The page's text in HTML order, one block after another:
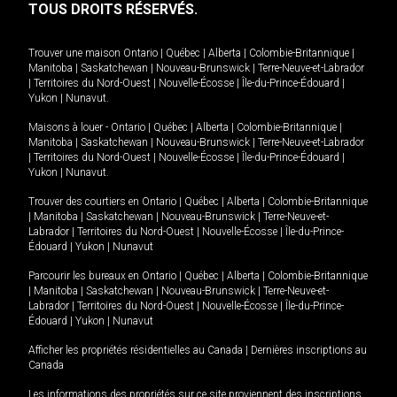
TOUS DROITS RÉSERVÉS.
Trouver une maison Ontario Québec Alberta Colombie-Britannique
Manitoba
Saskatchewan Nouveau-Brunswick
Terre-Neuve-et-Labrador
Territoires du Nord-Ouest Nouvelle-Écosse Île-du-Prince-Édouard
Yukon
Nunavut.
Maisons à louer - Ontario Québec Alberta Colombie-Britannique
Manitoba
Saskatchewan Nouveau-Brunswick
Terre-Neuve-et-Labrador
Territoires du Nord-Ouest Nouvelle-Écosse Île-du-Prince-Édouard
Yukon
Nunavut.
Trouver des courtiers en Ontario Québec Alberta
Colombie-Britannique
Manitoba Saskatchewan Nouveau-Brunswick
Terre-Neuve-et-
Labrador
Territoires du Nord-Ouest Nouvelle-Écosse
Île-du-Prince-
Édouard
Yukon Nunavut
Parcourir les bureaux en Ontario Québec Alberta
Colombie-Britannique
Manitoba Saskatchewan Nouveau-Brunswick
Terre-Neuve-et-
Labrador
Territoires du Nord-Ouest Nouvelle-Écosse
Île-du-Prince-
Édouard
Yukon Nunavut
Afficher les propriétés résidentielles au Canada
Dernières inscriptions au
Canada
Les informations des propriétés sur ce site proviennent des inscriptions